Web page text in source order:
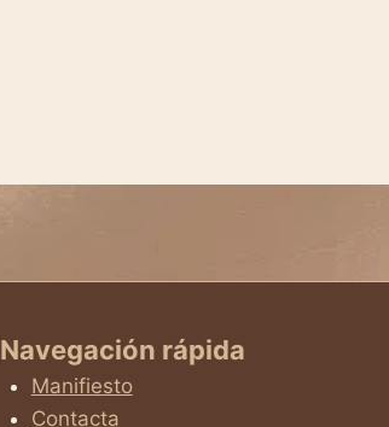
Navegación rápida
Manifiesto
Contacta